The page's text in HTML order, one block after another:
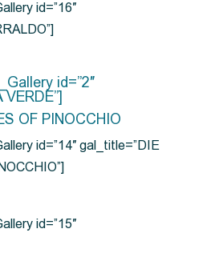
id=”16″
id=”2″
OF PINOCCHIO
id=”14″ gal_title=”DIE
id=”15″